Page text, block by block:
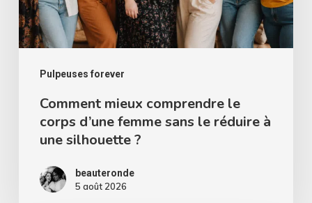
Pulpeuses forever
femme
sans
le
réduire
silhouette
Comment mieux comprendre le
corps d’une femme sans le réduire à
une silhouette ?
beauteronde
5 août 2026